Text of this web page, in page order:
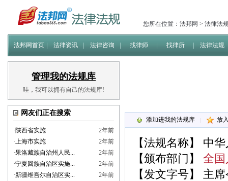
您所在位置： 法邦网 > 法律法
法邦网首页 法律资讯 法律咨询 找律师 找律所 法律法规
管理我的法规库
哇，我可以拥有自己的法规库!
网友们正在搜索
·陕西省实施
2年前
·上海市实施
2年前
·果洛藏族自治州人民...
2年前
·宁夏回族自治区实施...
2年前
·新疆维吾尔自治区实...
2年前
添加进我的法规库 放
【法规名称】 中
【颁布部门】 全国
【发文字号】 主